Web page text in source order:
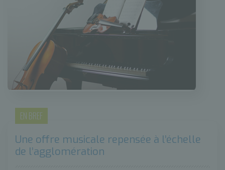
EN BREF
Une offre musicale repensée à l’échelle
de l’agglomération